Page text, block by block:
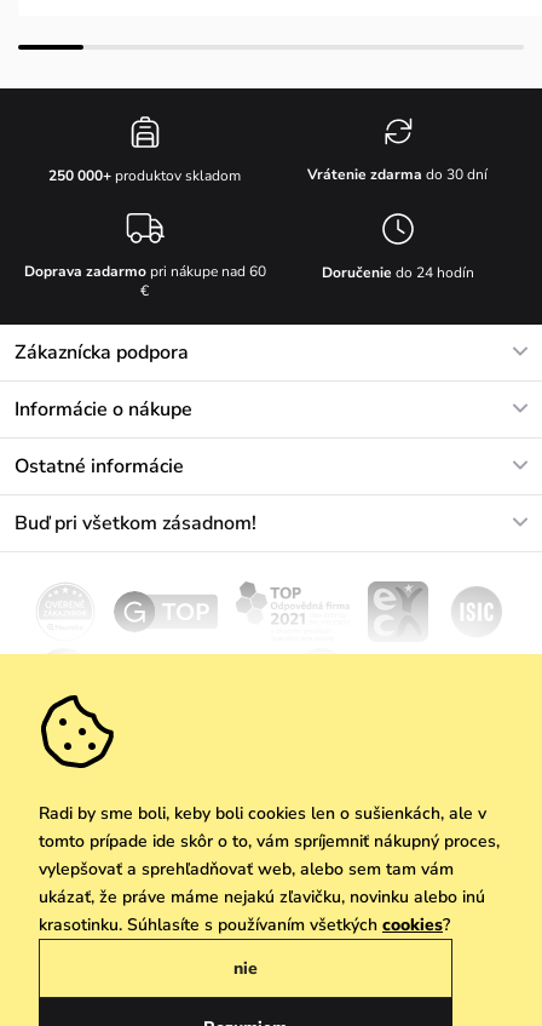
250 000+ produktov skladom Vrátenie zdarma do 30 dní
Doprava zadarmopri nákupe nad 60
€
Doručenie do 24 hodín
Zákaznícka podpora
info@vuch.sk
Informácie o nákupe
Materiály a údržba
Vrátenie a reklamácia
Ostatné informácie
Darčekové poukazy
Velkoobchod
We Care
Vuchlook
Predajne
Buď pri všetkom zásadnom!
Odoberať
Copyright © 2026 Vuch s.r.o. Všetky práva vyhradené. Technicky zabezpečuje
Simplia.cz
Radi by sme boli, keby boli cookies len o sušienkách, ale v
tomto prípade ide skôr o to, vám spríjemniť nákupný proces,
vylepšovať a sprehľadňovať web, alebo sem tam vám
ukázať, že práve máme nejakú zľavičku, novinku alebo inú
krasotinku. Súhlasíte s používaním všetkých cookies?
nie